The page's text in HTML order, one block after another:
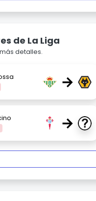
de La Liga
detalles.
→
→